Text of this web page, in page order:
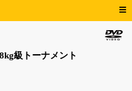
級トーナメント